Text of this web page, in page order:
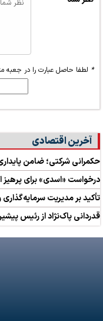
* لطفا حاصل عبارت را در جعبه
آخرین اقتصادی
حکمرانی شرکتی؛ ضامن
درخواست «اسدی» برای پرهیز
تأکید بر مدیریت
قدردانی پاک‌نژاد از رئیس